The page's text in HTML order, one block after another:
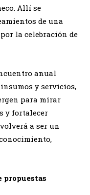
Allí se
de una
la celebración de
anual
y servicios,
para mirar
y fortalecer
a ser un
propuestas